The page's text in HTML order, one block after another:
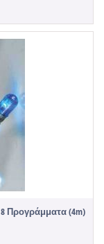
Προγράμματα (4m)